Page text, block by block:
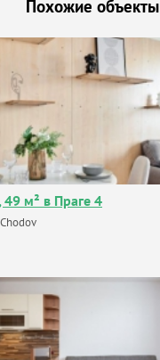
Похожие объекты
49 м² в Праге 4